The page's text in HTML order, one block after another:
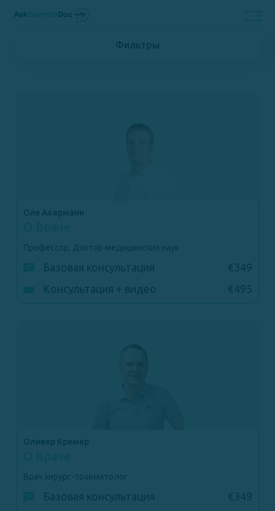
Фильтры
Оле Акерманн
Профессор, Доктор медицинских наук
Базовая консультация
€349
Консультация + видео
€495
Оливер Кремер
Врач хирург-травматолог
Базовая консультация
€349